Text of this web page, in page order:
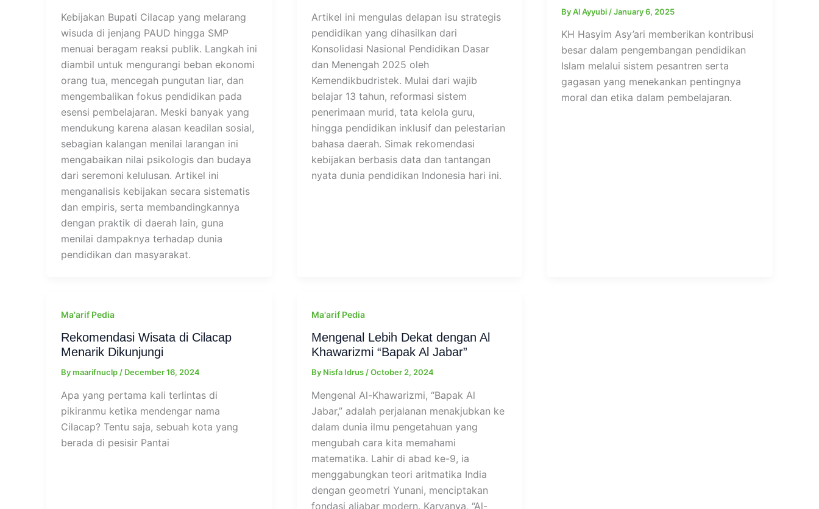
Kebijakan Bupati Cilacap yang melarang
wisuda di jenjang PAUD hingga SMP
menuai beragam reaksi publik. Langkah ini
diambil untuk mengurangi beban ekonomi
orang tua, mencegah pungutan liar, dan
mengembalikan fokus pendidikan pada
esensi pembelajaran. Meski banyak yang
mendukung karena alasan keadilan sosial,
sebagian kalangan menilai larangan ini
mengabaikan nilai psikologis dan budaya
dari seremoni kelulusan. Artikel ini
menganalisis kebijakan secara sistematis
dan empiris, serta membandingkannya
dengan praktik di daerah lain, guna
menilai dampaknya terhadap dunia
pendidikan dan masyarakat.
Artikel ini mengulas delapan isu strategis
pendidikan yang dihasilkan dari
Konsolidasi Nasional Pendidikan Dasar
dan Menengah 2025 oleh
Kemendikbudristek. Mulai dari wajib
belajar 13 tahun, reformasi sistem
penerimaan murid, tata kelola guru,
hingga pendidikan inklusif dan pelestarian
bahasa daerah. Simak rekomendasi
kebijakan berbasis data dan tantangan
nyata dunia pendidikan Indonesia hari ini.
ByAl Ayyubi /January 6, 2025
KH Hasyim Asy’ari memberikan kontribusi
besar dalam pengembangan pendidikan
Islam melalui sistem pesantren serta
gagasan yang menekankan pentingnya
moral dan etika dalam pembelajaran.
Ma'arif Pedia
Rekomendasi Wisata di Cilacap
Menarik Dikunjungi
Bymaarifnuclp / December 16, 2024
Apa yang pertama kali terlintas di
pikiranmu ketika mendengar nama
Cilacap? Tentu saja, sebuah kota yang
berada di pesisir Pantai
Ma'arif Pedia
Mengenal Lebih Dekat dengan Al
Khawarizmi “Bapak Al Jabar”
By Nisfa Idrus /October 2, 2024
Mengenal Al-Khawarizmi, “Bapak Al
Jabar,” adalah perjalanan menakjubkan ke
dalam dunia ilmu pengetahuan yang
mengubah cara kita memahami
matematika. Lahir di abad ke-9, ia
menggabungkan teori aritmatika India
dengan geometri Yunani, menciptakan
fondasi aljabar modern. Karyanya, “Al-